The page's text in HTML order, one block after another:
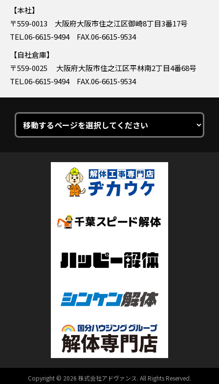
本社
〒559-0013 大阪府大阪市住之江区御崎8丁目3番17号
TEL.06-6615-9494 FAX.06-6615-9534
自社倉庫
〒559-0025 大阪府大阪市住之江区平林南2丁目4番68号
TEL.06-6615-9494 FAX.06-6615-9534
Copyright © 2026 株式会社アドヴァンス. All Rights Reserved.